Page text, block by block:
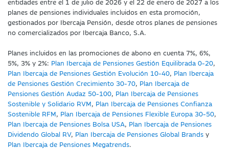
planes de pensiones individuales incluidos en esta promoción,
gestionados por Ibercaja Pensión, desde otros planes de pensiones
no comercializados por Ibercaja Banco, S.A.
Planes incluidos en las promociones de abono en cuenta 7%, 6%,
5%, 3% y 2%: Plan Ibercaja de Pensiones Gestión Equilibrada 0-20,
Plan Ibercaja de Pensiones Gestión Evolución 10-40, Plan Ibercaja
de Pensiones Gestión Crecimiento 30-70, Plan Ibercaja de
Pensiones Gestión Audaz 50-100, Plan Ibercaja de Pensiones
Sostenible y Solidario RVM, Plan Ibercaja de Pensiones Confianza
Sostenible RFM, Plan Ibercaja de Pensiones Flexible Europa 30-50,
Plan Ibercaja de Pensiones Bolsa USA, Plan Ibercaja de Pensiones
Dividendo Global RV, Plan Ibercaja de Pensiones Global Brands y
Plan Ibercaja de Pensiones Megatrends.